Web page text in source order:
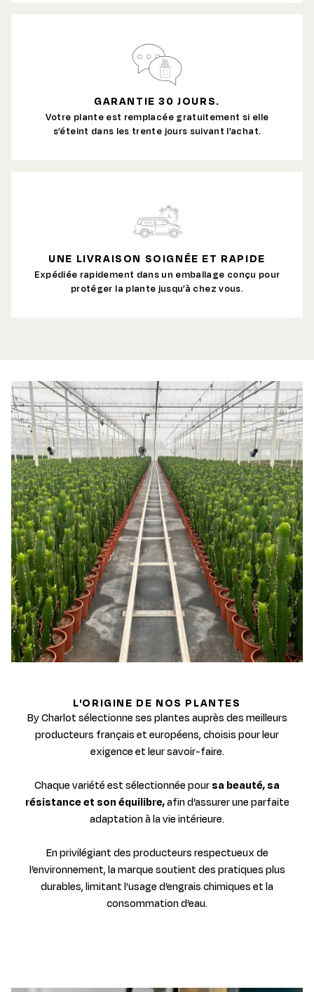
GARANTIE 30 JOURS.
Votre plante est remplacée gratuitement si elle
s’éteint dans les trente jours suivant l’achat.
UNE LIVRAISON SOIGNÉE ET RAPIDE
Expédiée rapidement dans un emballage conçu pour
protéger la plante jusqu’à chez vous.
L'ORIGINE DE NOS PLANTES
By Charlot sélectionne ses plantes auprès des meilleurs
producteurs français et européens, choisis pour leur
exigence et leur savoir-faire.
Chaque variété est sélectionnée poursa beauté, sa
résistance et son équilibre,afin d’assurer une parfaite
adaptation à la vie intérieure.
En privilégiant des producteurs respectueux de
l’environnement, la marque soutient des pratiques plus
durables, limitant l’usage d’engrais chimiques et la
consommation d’eau.